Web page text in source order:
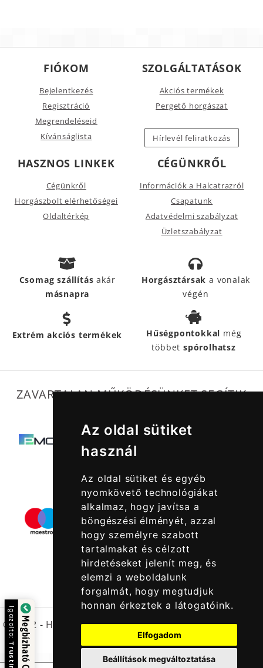
Az oldal sütiket
használ
Az oldal sütiket és egyéb
nyomkövető technológiákat
alkalmaz, hogy javítsa a
böngészési élményét, azzal
hogy személyre szabott
tartalmakat és célzott
hirdetéseket jelenít meg, és
elemzi a weboldalunk
forgalmát, hogy megtudjuk
honnan érkeztek a látogatóink.
Elfogadom
Beállítások megváltoztatása
FIÓKOM
Bejelentkezés
Regisztráció
Megrendeléseid
Kívánságlista
SZOLGÁLTATÁSOK
Akciós termékek
Pergető horgászat
Hírlevél feliratkozás
HASZNOS LINKEK
Cégünkről
Horgászbolt elérhetőségei
Oldaltérkép
CÉGÜNKRŐL
Információk a Halcatrazról
Csapatunk
Adatvédelmi szabályzat
Üzletszabályzat
Csomag szállításakár
másnapra
Horgásztársak a vonalak
végén
Extrém akciós termékek Hűségpontokkal még
többetspórolhatsz
ZAVARTALAN MŰKÖDÉSÜNKET SEGÍTIK
© 2022 - Halcatraz Kft.
Megbízható Oldal
Igazolta: